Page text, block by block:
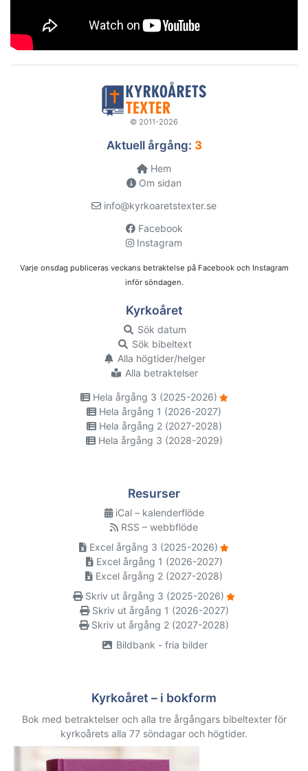
© 2011-2026
Aktuell årgång: 3
Hem
Om sidan
info@kyrkoaretstexter.se
Facebook
Instagram
Varje onsdag publiceras veckans betraktelse på Facebook och Instagram
inför söndagen.
Kyrkoåret
Sök datum
Sök bibeltext
Alla högtider/helger
Alla betraktelser
Hela årgång 3 (2025-2026)
Hela årgång 1 (2026-2027)
Hela årgång 2 (2027-2028)
Hela årgång 3 (2028-2029)
Resurser
iCal – kalenderflöde
RSS – webbflöde
Excel årgång 3 (2025-2026)
Excel årgång 1 (2026-2027)
Excel årgång 2 (2027-2028)
Skriv ut årgång 3 (2025-2026)
Skriv ut årgång 1 (2026-2027)
Skriv ut årgång 2 (2027-2028)
Bildbank - fria bilder
Kyrkoåret – i bokform
Bok med betraktelser och alla tre årgångars bibeltexter för
kyrkoårets alla 77 söndagar och högtider.